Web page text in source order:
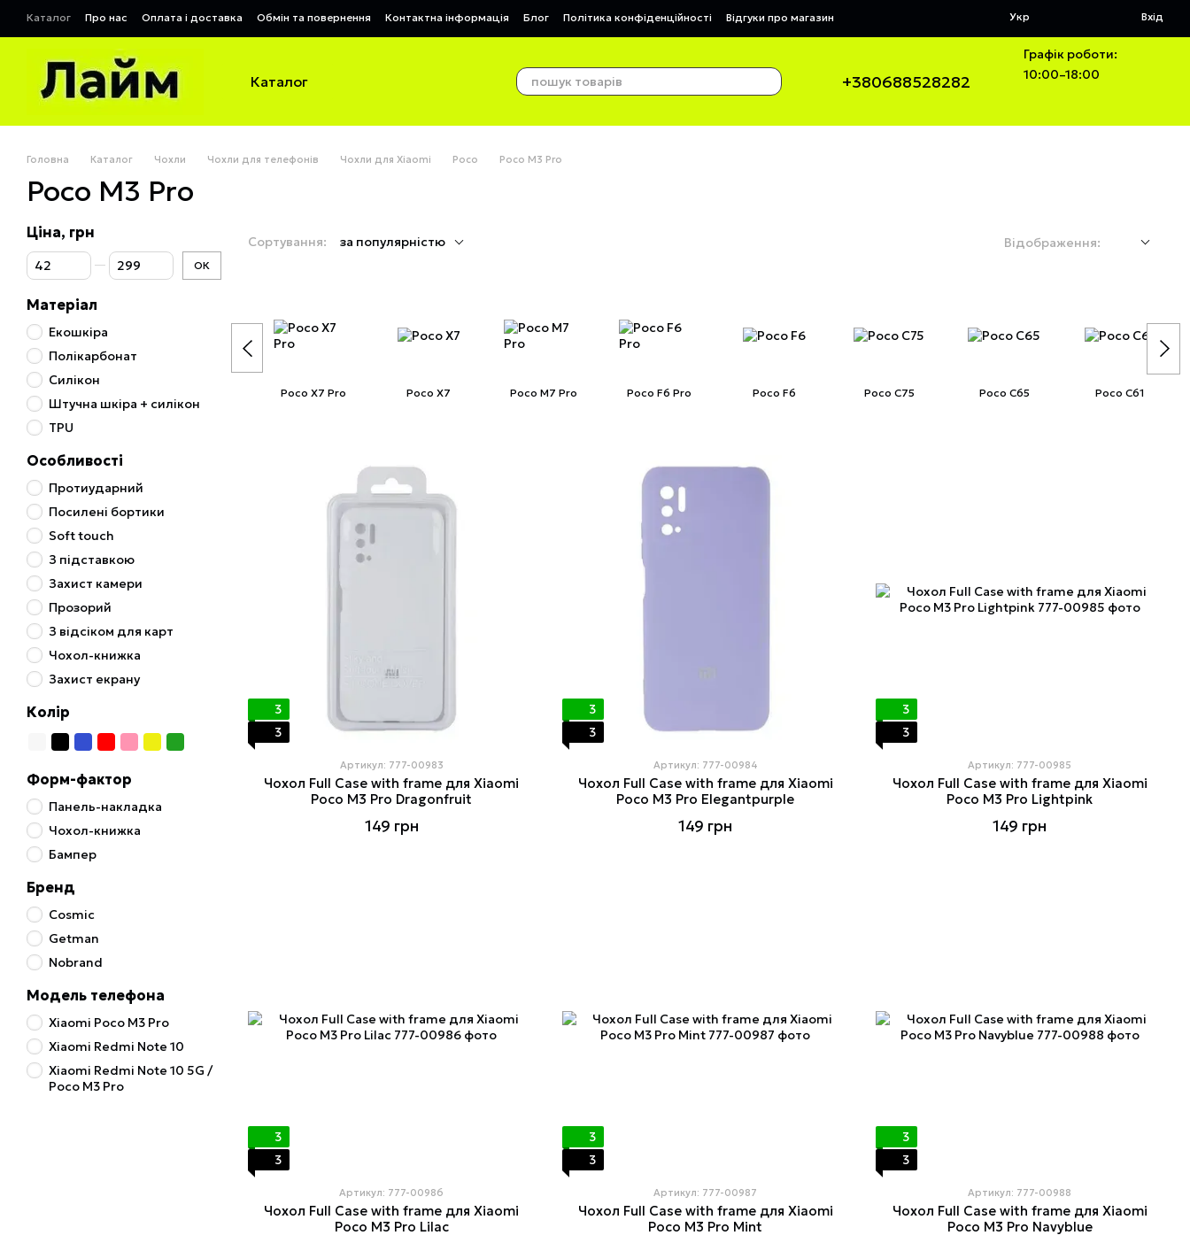
Перейти до основного контенту
Каталог Про нас Оплата і доставка Обмін та повернення Контактна інформація Блог Політика конфіденційності
Відгуки про магазин
Договір публічної оферти
Укр Вхід
Каталог +380688528282
Графік роботи:
10:00–18:00
Головна Каталог Чохли Чохли для телефонів Чохли для Xiaomi Poco Poco M3 Pro
Poco M3 Pro
Сортування: за популярністю Відображення:
Poco X7 Pro Poco X7 Poco M7 Pro Poco F6 Pro Poco F6 Poco C75 Poco C65 Poco C61
3
3
Артикул: 777-00983
Чохол Full Case with frame для Xiaomi
Poco M3 Pro Dragonfruit
149 грн
3
3
Артикул: 777-00984
Чохол Full Case with frame для Xiaomi
Poco M3 Pro Elegantpurple
149 грн
3
3
Артикул: 777-00985
Чохол Full Case with frame для Xiaomi
Poco M3 Pro Lightpink
149 грн
3
3
Артикул: 777-00986
Чохол Full Case with frame для Xiaomi
Poco M3 Pro Lilac
3
3
Артикул: 777-00987
Чохол Full Case with frame для Xiaomi
Poco M3 Pro Mint
3
3
Артикул: 777-00988
Чохол Full Case with frame для Xiaomi
Poco M3 Pro Navyblue
Ціна, грн
Від Ціна, грн
До Ціна, грн ОК
Матеріал
Екошкіра
Полікарбонат
Силікон
Штучна шкіра + силікон
TPU
Особливості
Протиударний
Посилені бортики
Soft touch
З підставкою
Захист камери
Прозорий
З відсіком для карт
Чохол-книжка
Захист екрану
Колір
Форм-фактор
Панель-накладка
Чохол-книжка
Бампер
Бренд
Cosmic
Getman
Nobrand
Модель телефона
Xiaomi Poco M3 Pro
Xiaomi Redmi Note 10
Xiaomi Redmi Note 10 5G /
Poco M3 Pro